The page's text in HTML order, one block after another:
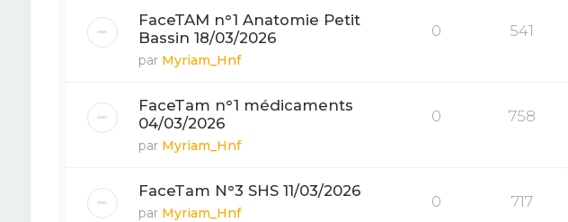
FaceTAM n°1 Anatomie Petit
Bassin 18/03/2026
par Myriam_Hnf
0 541
FaceTam n°1 médicaments
04/03/2026
par Myriam_Hnf
0 758
FaceTam N°3 SHS 11/03/2026
par Myriam_Hnf
0 717